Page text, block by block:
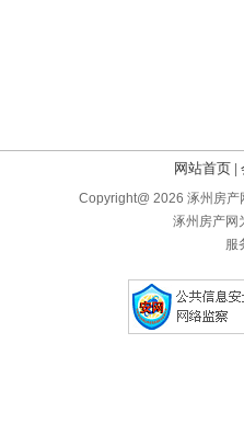
网站首页
Copyright@ 2026 涿州房产
涿州房产网
服